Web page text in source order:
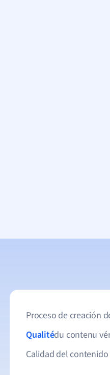
Proceso de creación
Qualitédu contenu
Calidad del